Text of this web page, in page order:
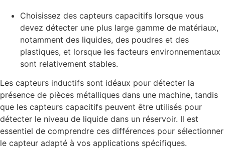
Choisissez des capteurs capacitifs lorsque vous
devez détecter une plus large gamme de matériaux,
notamment des liquides, des poudres et des
plastiques, et lorsque les facteurs environnementaux
sont relativement stables.
Les capteurs inductifs sont idéaux pour détecter la
présence de pièces métalliques dans une machine, tandis
que les capteurs capacitifs peuvent être utilisés pour
détecter le niveau de liquide dans un réservoir. Il est
essentiel de comprendre ces différences pour sélectionner
le capteur adapté à vos applications spécifiques.